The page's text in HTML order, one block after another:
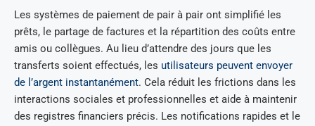
Les systèmes de paiement de pair à pair ont simplifié les
prêts, le partage de factures et la répartition des coûts entre
amis ou collègues. Au lieu d’attendre des jours que les
transferts soient effectués, les utilisateurs peuvent envoyer
de l’argent instantanément. Cela réduit les frictions dans les
interactions sociales et professionnelles et aide à maintenir
des registres financiers précis. Les notifications rapides et le